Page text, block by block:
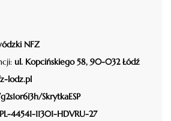
NFZ
ul. Kopcińskiego 58, 90-032 Łódź
lodz.pl
SkrytkaESP
44541-11301-HDVRU-27